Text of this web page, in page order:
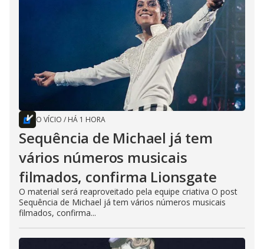
O VÍCIO / HÁ 1 HORA
Sequência de Michael já tem
vários números musicais
filmados, confirma Lionsgate
O material será reaproveitado pela equipe criativa O post
Sequência de Michael já tem vários números musicais
filmados, confirma...